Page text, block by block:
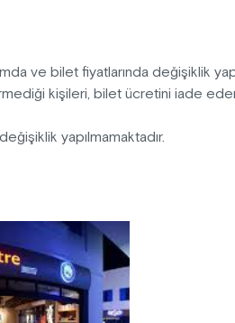
ve bilet fiyatlarında değişiklik
kişileri, bilet ücretini iade
yapılmamaktadır.